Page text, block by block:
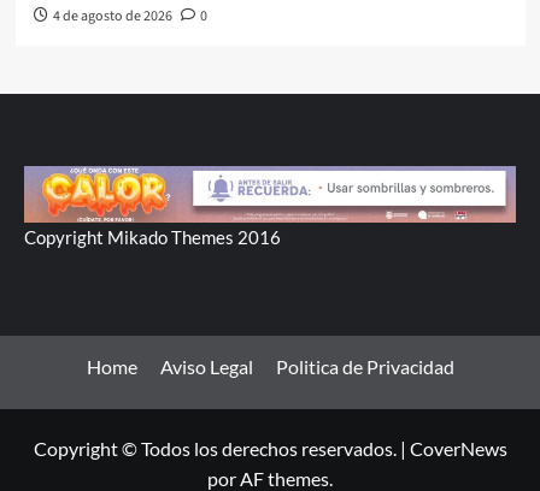
4 de agosto de 2026 0
Copyright Mikado Themes 2016
Home Aviso Legal Politica de Privacidad
Copyright © Todos los derechos reservados. | CoverNews
por AF themes.